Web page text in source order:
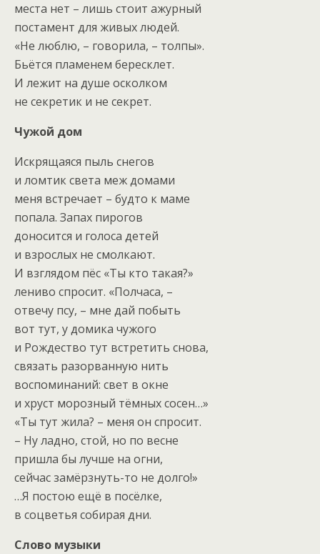
места нет – лишь стоит ажурный
постамент для живых людей.
«Не люблю, – говорила, – толпы».
Бьётся пламенем бересклет.
И лежит на душе осколком
не секретик и не секрет.
Чужой дом
Искрящаяся пыль снегов
и ломтик света меж домами
меня встречает – будто к маме
попала. Запах пирогов
доносится и голоса детей
и взрослых не смолкают.
И взглядом пёс «Ты кто такая?»
лениво спросит. «Полчаса, –
отвечу псу, – мне дай побыть
вот тут, у домика чужого
и Рождество тут встретить снова,
связать разорванную нить
воспоминаний: свет в окне
и хруст морозный тёмных сосен…»
«Ты тут жила? – меня он спросит.
– Ну ладно, стой, но по весне
пришла бы лучше на огни,
сейчас замёрзнуть-то не долго!»
…Я постою ещё в посёлке,
в соцветья собирая дни.
Слово музыки